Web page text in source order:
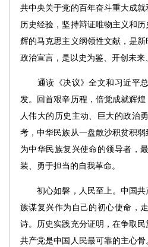
共中央关于党的百年奋斗重大成
历史经验，坚持辩证唯物主义和
辉的马克思主义纲领性文献，是
政治宣言，是以史为鉴、开创未
通读《决议》全文和习近平总
发。回首艰辛历程，倍觉成就辉
人伟大的历史主动、巨大的政治
考，中华民族从一盘散沙积贫积
为中华民族复兴使命的领导者，
装、勇于担当的自我革命。
初心如磐，人民至上。中国共
族谋复兴作为自己的初心使命，
诗。历史实践充分证明，在争取
共产党是中国人民最可靠的主心